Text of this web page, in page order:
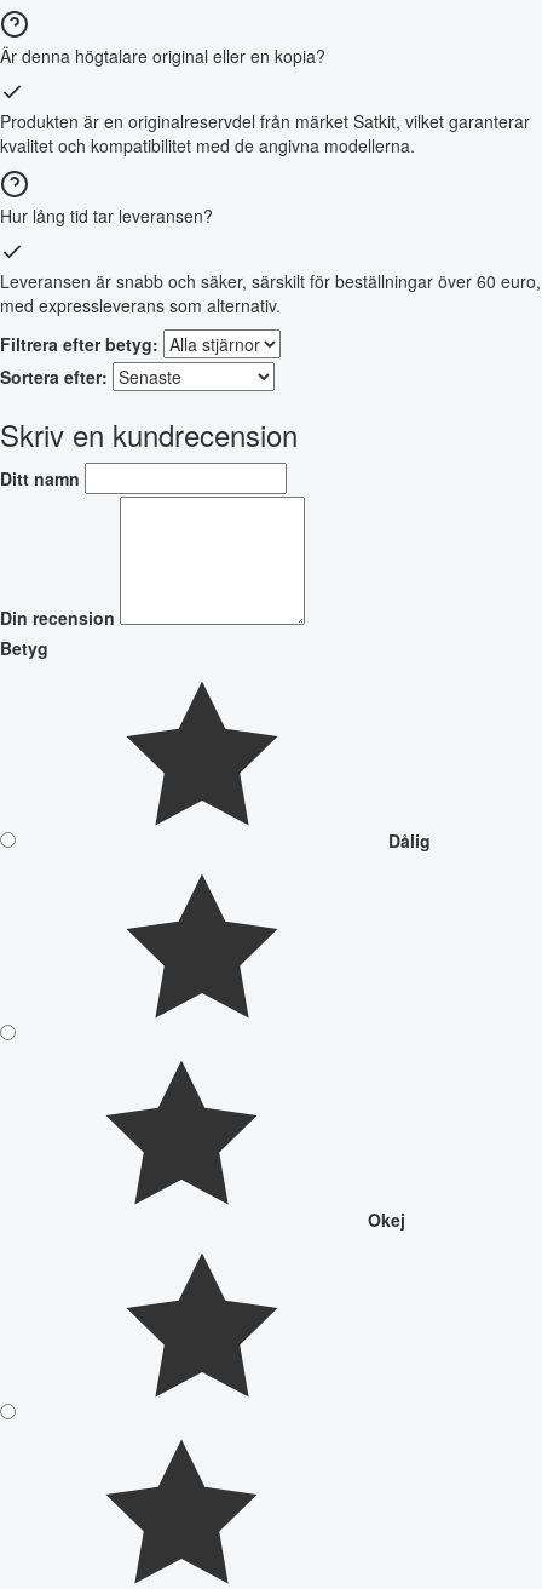
Är denna högtalare original eller en kopia?
Produkten är en originalreservdel från märket Satkit, vilket garanterar
kvalitet och kompatibilitet med de angivna modellerna.
Hur lång tid tar leveransen?
Leveransen är snabb och säker, särskilt för beställningar över 60 euro,
med expressleverans som alternativ.
Filtrera efter betyg:
Sortera efter:
Skriv en kundrecension
Ditt namn
Din recension
Betyg
Dålig
Okej